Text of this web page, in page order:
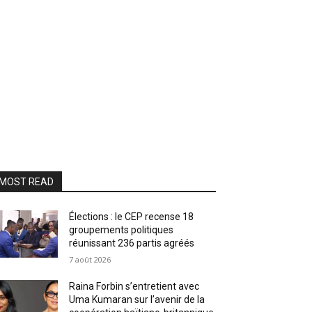
READ
Élections : le CEP recense 18
groupements politiques
réunissant 236 partis agréés
7 août 2026
Raina Forbin s’entretient avec
Uma Kumaran sur l’avenir de la